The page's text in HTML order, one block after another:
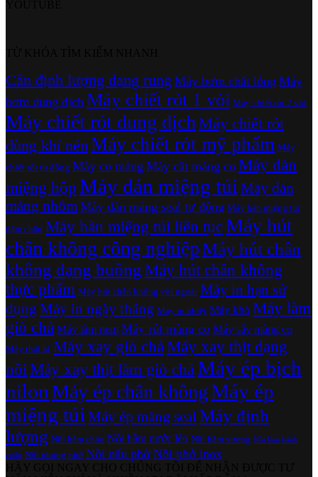
Cân định lượng dạng rung Máy bơm chất lỏng Máy
bơm dung dịch Máy chiết rót 1 vòi Máy chiết rót 2 vòi
Máy chiết rót dung dịch Máy chiết rót
dùng khí nén Máy chiết rót mỹ phẩm Máy
chiết rót tự động Máy co màng Máy cắt màng co Máy dán
miệng hộpMáy dán miệng túi Máy dán
màng nhôm Máy dán màng seal tự động Máy hàn miệng túi
dậm chân Máy hàn miệng túi liên tụcMáy hút
chân không công nghiệpMáy hút chân
không dạng buồngMáy hút chân không
thực phẩm Máy hút chân không vòi ngoài Máy in hạn sử
dụng Máy in ngày tháng Máy in nhiệt Máy khò Máy làm
giò chả Máy làm nem Máy rút màng co Máy sấy màng co
Máy thái bì Máy xay giò chảMáy xay thịt dạng
nồiMáy xay thịt làm giò chảMáy ép bịch
nilonMáy ép chân khôngMáy ép
miệng túi Máy ép màng seal Máy định
lượng Nồi hầm cháo Nồi hầm nước lèo Nồi hầm xương Nồi làm bánh
cuốn Nồi nhúng phở Nồi nấu phở Nồi phở inox